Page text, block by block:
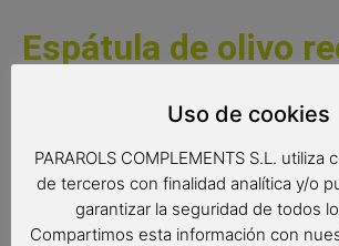
Espátula de olivo
Espátula de olivo recta, ideal para
forma, también para todo tipo de recetas.
Medidas: 30.5 x 5.3 cm.
Uso de cookies
PARAROLS COMPLEMENTS S.L.
de terceros con finalidad analítica y/o
garantizar la seguridad de todos
Compartimos esta información con